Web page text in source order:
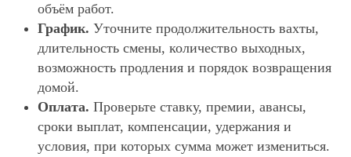
объём работ.
График. Уточните продолжительность вахты,
длительность смены, количество выходных,
возможность продления и порядок возвращения
домой.
Оплата. Проверьте ставку, премии, авансы,
сроки выплат, компенсации, удержания и
условия, при которых сумма может измениться.